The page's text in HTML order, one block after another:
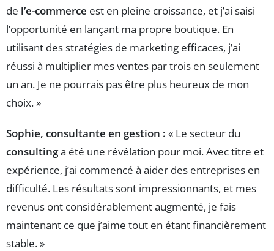
de l’e-commerce est en pleine croissance, et j’ai saisi
l’opportunité en lançant ma propre boutique. En
utilisant des stratégies de marketing efficaces, j’ai
réussi à multiplier mes ventes par trois en seulement
un an. Je ne pourrais pas être plus heureux de mon
choix. »
Sophie, consultante en gestion : « Le secteur du
consultinga été une révélation pour moi. Avec titre et
expérience, j’ai commencé à aider des entreprises en
difficulté. Les résultats sont impressionnants, et mes
revenus ont considérablement augmenté, je fais
maintenant ce que j’aime tout en étant financièrement
stable. »